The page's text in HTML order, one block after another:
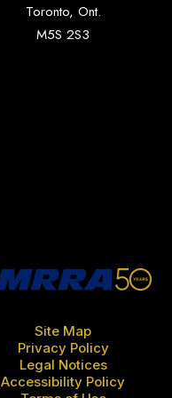
Toronto, Ont.
M5S 2S3
Site Map
Privacy Policy
Legal Notices
Accessibility Policy